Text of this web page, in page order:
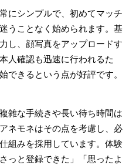
にシンプルで、初めてマッチ
うことなく始められます。基
し、顔写真をアップロードす
人確認も迅速に行われるた
できるという点が好評です。
雑な手続きや長い待ち時間は
ネモネはその点を考慮し、必
組みを採用しています。体験
っと登録できた」「思ったよ